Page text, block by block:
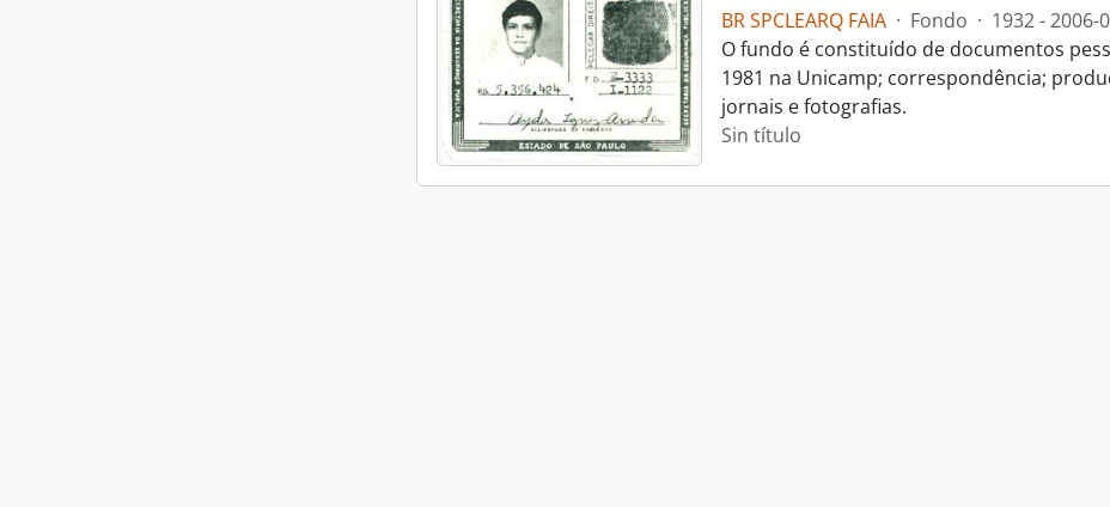
BR SPCLEARQ FAIA · Fondo · 1932 - 2006-
O fundo é constituído de documentos
1981 na Unicamp; correspondência;
jornais e fotografias.
Sin título